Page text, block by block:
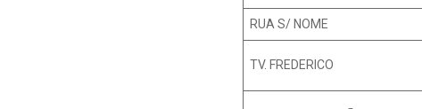
RUA S/ NOME
TV. FREDERICO